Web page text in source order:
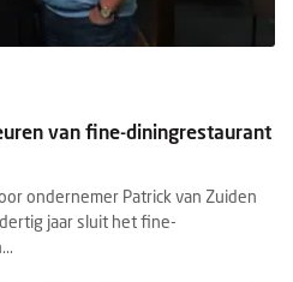
van fine-diningrestaurant
ondernemer Patrick van Zuiden
jaar sluit het fine-